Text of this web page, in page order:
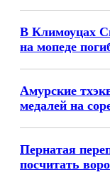
В Климоуцах
на мопеде
Амурские
медалей на
Пернатая
посчитать